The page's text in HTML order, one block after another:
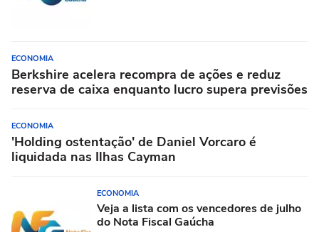
ECONOMIA
Berkshire acelera recompra de ações e reduz
reserva de caixa enquanto lucro supera previsões
ECONOMIA
'Holding ostentação' de Daniel Vorcaro é
liquidada nas Ilhas Cayman
ECONOMIA
Veja a lista com os vencedores de julho
do Nota Fiscal Gaúcha